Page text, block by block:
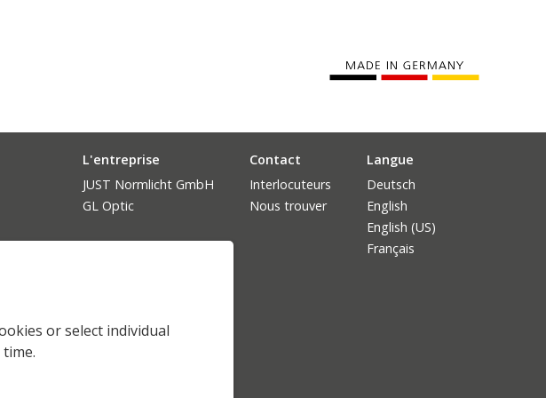
L'entreprise
JUST Normlicht GmbH
GL Optic
Contact
Interlocuteurs
Nous trouver
Langue
Deutsch
English
English (US)
Français
or select individual